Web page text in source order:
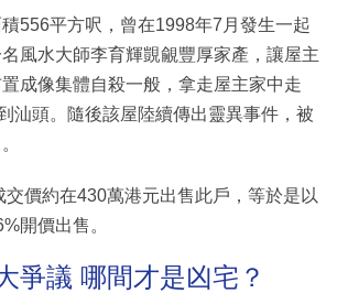
556平方呎，曾在1998年7月發生一起
名風水大師李育輝覬覦豐厚家產，讓屋主
成像集體自殺一般，拿走屋主家中走
汕頭。隨後該屋陸續傳出靈異事件，被
交價約在430萬港元出售此戶，等於是以
開價出售。
爭議 哪間才是凶宅？